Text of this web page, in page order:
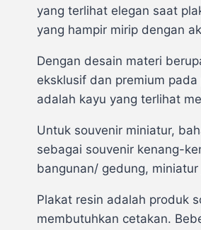
yang terlihat elegan saat
yang hampir mirip dengan
Dengan desain materi
eksklusif dan premium
adalah kayu yang terlihat
Untuk souvenir miniatur,
sebagai souvenir kenang-
bangunan/ gedung,
Plakat resin adalah produk
membutuhkan cetakan.